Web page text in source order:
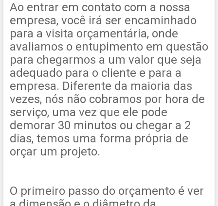
Ao entrar em contato com a nossa
empresa, você irá ser encaminhado
para a visita orçamentária, onde
avaliamos o entupimento em questão
para chegarmos a um valor que seja
adequado para o cliente e para a
empresa. Diferente da maioria das
vezes, nós não cobramos por hora de
serviço, uma vez que ele pode
demorar 30 minutos ou chegar a 2
dias, temos uma forma própria de
orçar um projeto.
O primeiro passo do orçamento é ver